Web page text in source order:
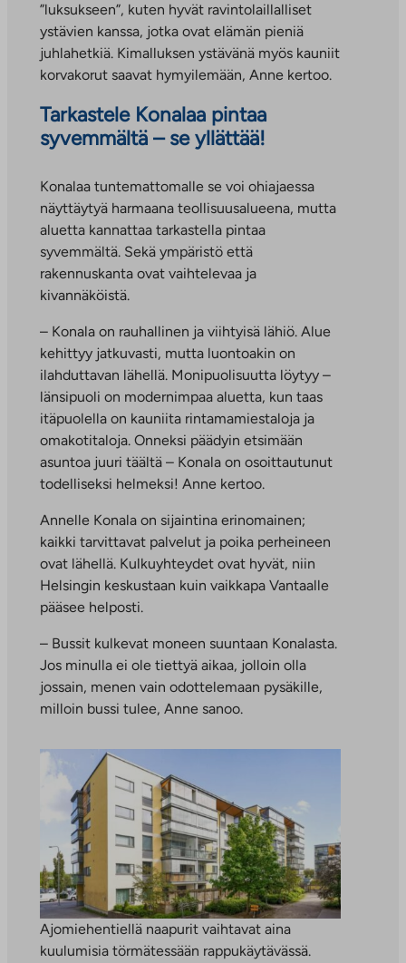
”luksukseen”, kuten hyvät ravintolaillalliset
ystävien kanssa, jotka ovat elämän pieniä
juhlahetkiä. Kimalluksen ystävänä myös kauniit
korvakorut saavat hymyilemään, Anne kertoo.
Tarkastele Konalaa pintaa
syvemmältä – se yllättää!
Konalaa tuntemattomalle se voi ohiajaessa
näyttäytyä harmaana teollisuusalueena, mutta
aluetta kannattaa tarkastella pintaa
syvemmältä. Sekä ympäristö että
rakennuskanta ovat vaihtelevaa ja
kivannäköistä.
– Konala on rauhallinen ja viihtyisä lähiö. Alue
kehittyy jatkuvasti, mutta luontoakin on
ilahduttavan lähellä. Monipuolisuutta löytyy –
länsipuoli on modernimpaa aluetta, kun taas
itäpuolella on kauniita rintamamiestaloja ja
omakotitaloja. Onneksi päädyin etsimään
asuntoa juuri täältä – Konala on osoittautunut
todelliseksi helmeksi! Anne kertoo.
Annelle Konala on sijaintina erinomainen;
kaikki tarvittavat palvelut ja poika perheineen
ovat lähellä. Kulkuyhteydet ovat hyvät, niin
Helsingin keskustaan kuin vaikkapa Vantaalle
pääsee helposti.
– Bussit kulkevat moneen suuntaan Konalasta.
Jos minulla ei ole tiettyä aikaa, jolloin olla
jossain, menen vain odottelemaan pysäkille,
milloin bussi tulee, Anne sanoo.
Ajomiehentiellä naapurit vaihtavat aina
kuulumisia törmätessään rappukäytävässä.